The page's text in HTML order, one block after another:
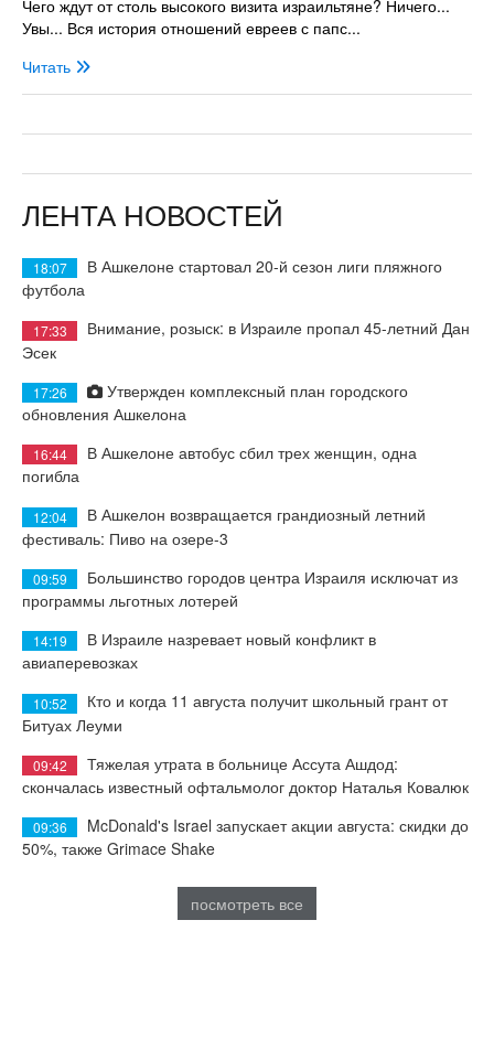
Чего ждут от столь высокого визита израильтяне? Ничего...
Увы... Вся история отношений евреев с папс...
Читать
ЛЕНТА НОВОСТЕЙ
18:07
В Ашкелоне стартовал 20-й сезон лиги пляжного
футбола
17:33
Внимание, розыск: в Израиле пропал 45-летний Дан
Эсек
17:26
Утвержден комплексный план городского
обновления Ашкелона
16:44
В Ашкелоне автобус сбил трех женщин, одна
погибла
12:04
В Ашкелон возвращается грандиозный летний
фестиваль: Пиво на озере-3
09:59
Большинство городов центра Израиля исключат из
программы льготных лотерей
14:19
В Израиле назревает новый конфликт в
авиаперевозках
10:52
Кто и когда 11 августа получит школьный грант от
Битуах Леуми
09:42
Тяжелая утрата в больнице Ассута Ашдод:
скончалась известный офтальмолог доктор Наталья Ковалюк
09:36
McDonald's Israel запускает акции августа: скидки до
50%, также Grimace Shake
посмотреть все